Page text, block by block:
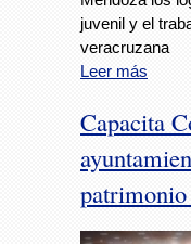
juvenil y el
veracruzana
Leer más
Capacita